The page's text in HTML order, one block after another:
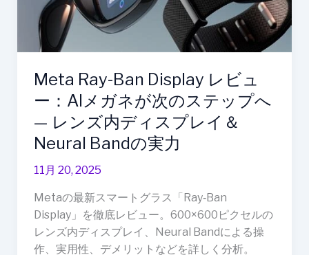
Meta Ray-Ban Display レビュ
ー：AIメガネが次のステップへ
— レンズ内ディスプレイ＆
Neural Bandの実力
11月 20, 2025
Metaの最新スマートグラス「Ray‑Ban
Display」を徹底レビュー。600×600ピクセルの
レンズ内ディスプレイ、Neural Bandによる操
作、実用性、デメリットなどを詳しく分析。
ュ
ー：
AI
ガ
の
ス
ッ
プ
へ
—